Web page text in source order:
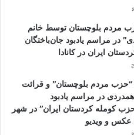
مردم بلوچستان توسط خانم
در مراسم یادبود جان‌باختگان
ایران در کانادا
مردم بلوچستان” و قرائت
در مراسم یادبود
کومله کردستان ایران” در شهر
عکس و ویدیو